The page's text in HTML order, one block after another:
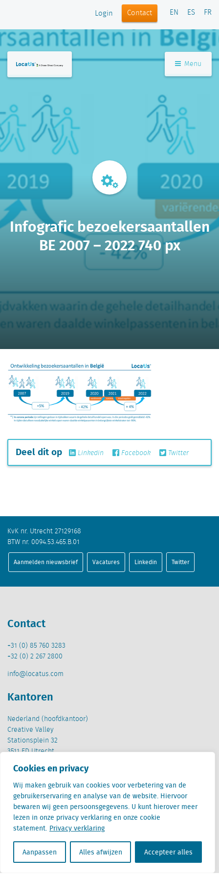
Cookies en privacy
Wij maken gebruik van cookies voor verbetering van de
gebruikerservaring en analyse van de website. Hiervoor
bewaren wij geen persoonsgegevens. U kunt hierover meer
lezen in onze privacy verklaring en onze cookie
statement. Privacy verklaring
Aanpassen Alles afwijzen Accepteer alles
Login Contact EN ES FR
Menu
Infografic bezoekersaantallen
BE 2007 – 2022 740 px
Deel dit op Linkedin Facebook Twitter
KvK nr. Utrecht 27129168
BTW nr. 0094.53.465.B.01
Aanmelden nieuwsbrief Vacatures Linkedin Twitter
Contact
+31 (0) 85 760 3283
+32 (0) 2 267 2800
info@locatus.com
Kantoren
Nederland (hoofdkantoor)
Creative Valley
Stationsplein 32
3511 ED Utrecht
België
Cantersteen 47
1000 Brussel
Locatus B.V. and Locatus Belgie B.V. are wholly-owned subsidiaries of Green Street